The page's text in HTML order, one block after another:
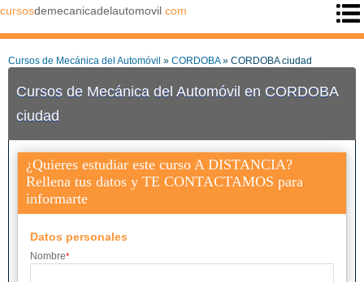
cursosdemecanicadelautomovil .com
Cursos de Mecánica del Automóvil » CORDOBA» CORDOBA ciudad
Cursos de Mecánica del Automóvil en CORDOBA
ciudad
¿Quieres estudiar este curso A DISTANCIA?
Rellena tus datos y TE CONTACTAMOS para
informarte
Datos personales
Nombre*